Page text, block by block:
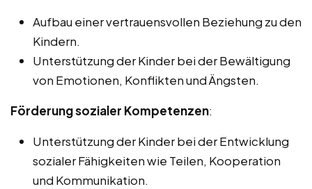
Aufbau einer vertrauensvollen Beziehung zu den
Kindern.
Unterstützung der Kinder bei der Bewältigung
von Emotionen, Konflikten und Ängsten.
Förderung sozialer Kompetenzen:
Unterstützung der Kinder bei der Entwicklung
sozialer Fähigkeiten wie Teilen, Kooperation
und Kommunikation.